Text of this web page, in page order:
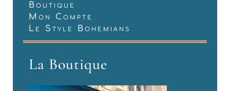
Boutique
Mon Compte
Le Style Bohemians
La Boutique